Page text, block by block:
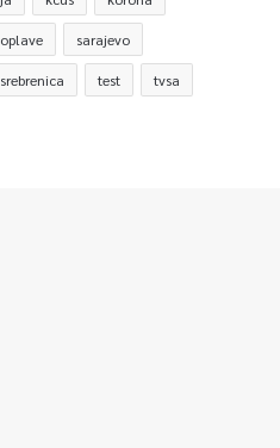
sarajevo
srebrenica test tvsa